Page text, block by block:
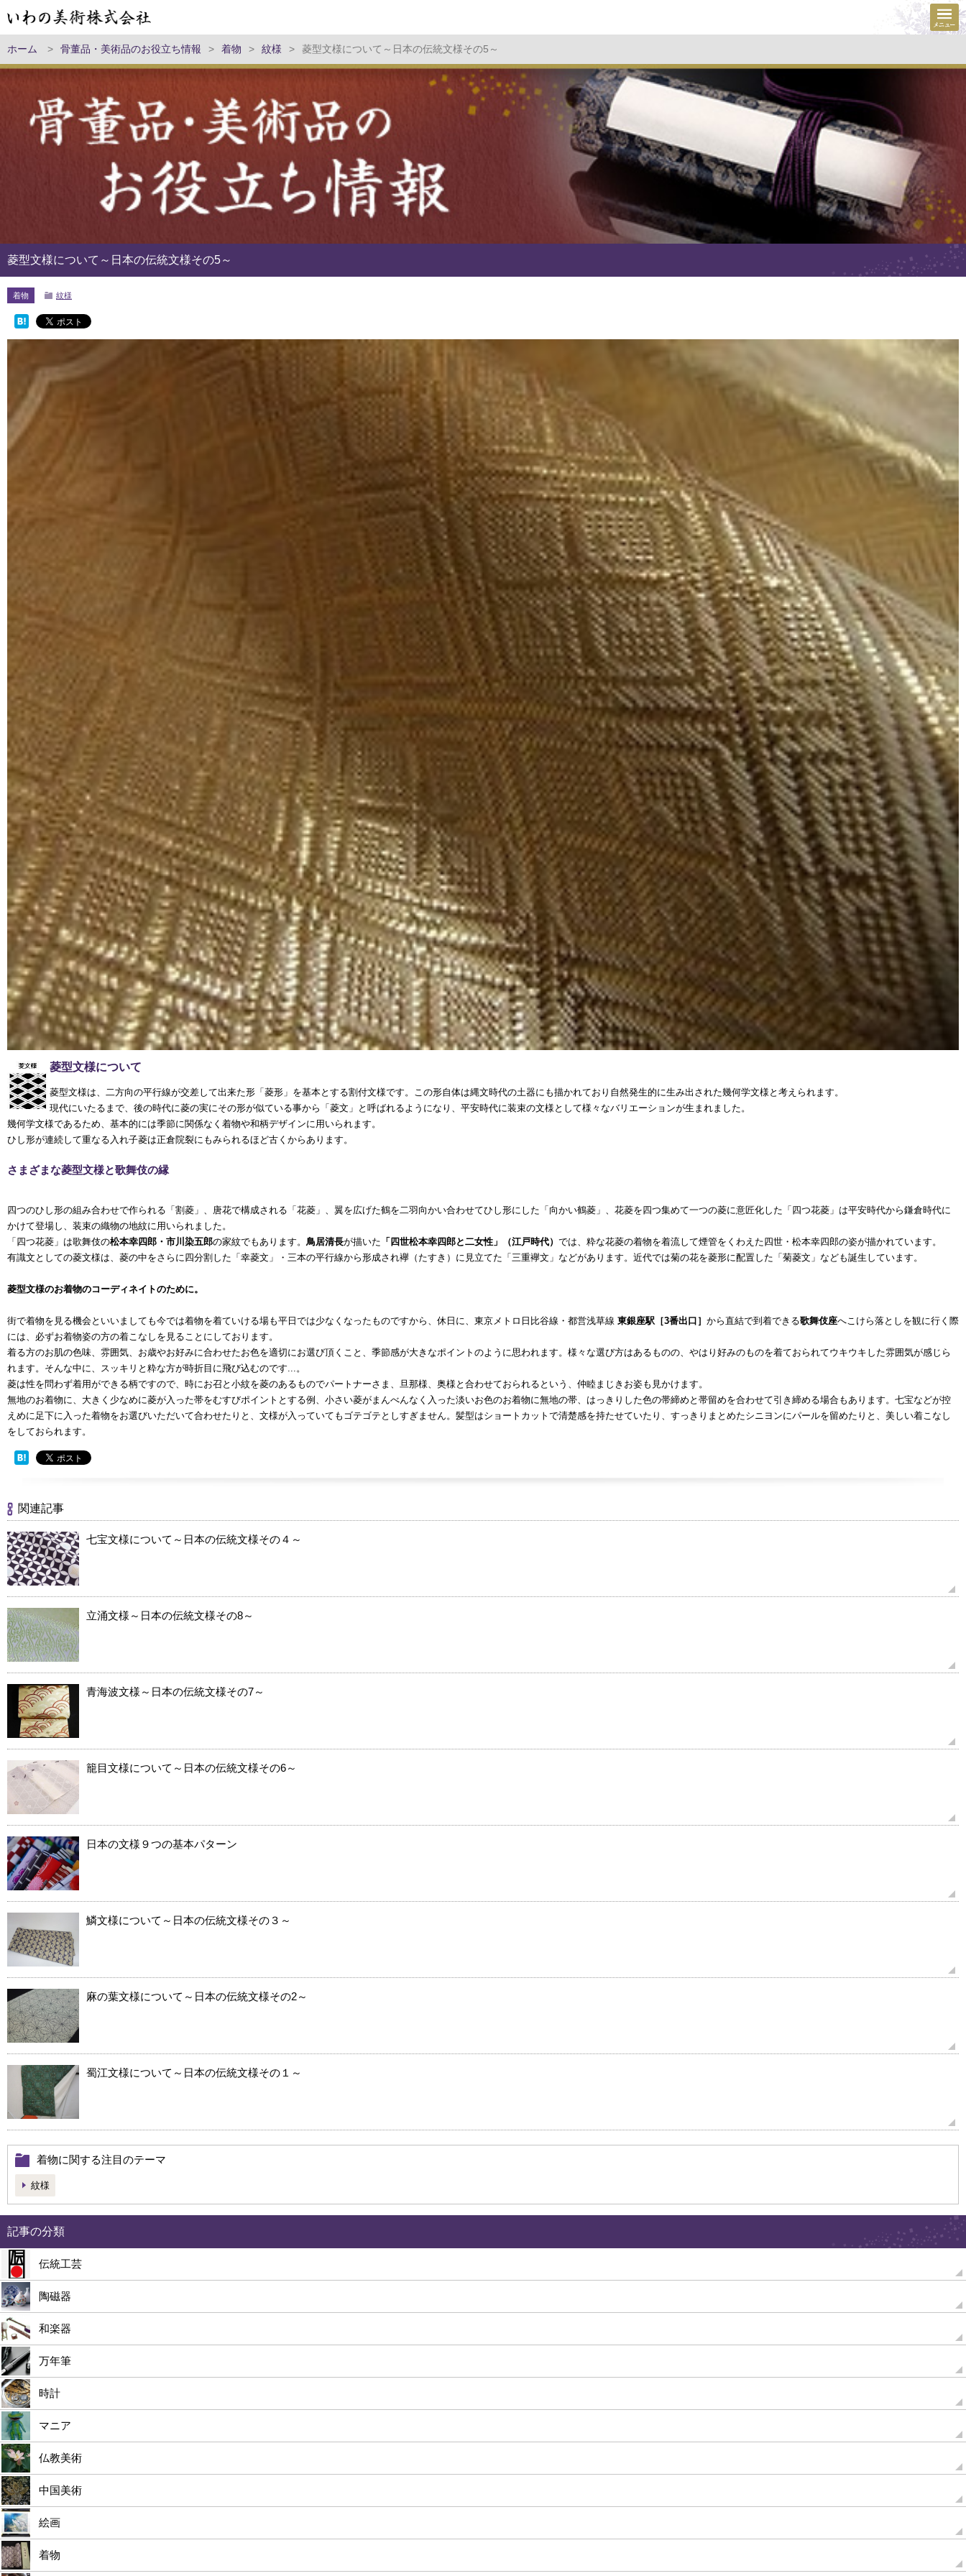
ホーム > 骨董品・美術品のお役立ち情報 > 着物 > 紋様 > 菱型文様について～日本の伝統文様その5～
菱型文様について～日本の伝統文様その5～
着物 紋様
菱型文様について
菱型文様は、二方向の平行線が交差して出来た形「菱形」を基本とする割付文様です。この形自体は縄文時代の土器にも描かれており自然発生的に生み出された幾何学文様と考えられます。
現代にいたるまで、後の時代に菱の実にその形が似ている事から「菱文」と呼ばれるようになり、平安時代に装束の文様として様々なバリエーションが生まれました。
幾何学文様であるため、基本的には季節に関係なく着物や和柄デザインに用いられます。
ひし形が連続して重なる入れ子菱は正倉院裂にもみられるほど古くからあります。
さまざまな菱型文様と歌舞伎の縁
四つのひし形の組み合わせで作られる「割菱」、唐花で構成される「花菱」、翼を広げた鶴を二羽向かい合わせてひし形にした「向かい鶴菱」、花菱を四つ集めて一つの菱に意匠化した「四つ花菱」は平安時代から鎌倉時代に
かけて登場し、装束の織物の地紋に用いられました。
「四つ花菱」は歌舞伎の松本幸四郎・市川染五郎の家紋でもあります。 鳥居清長が描いた 「四世松本幸四郎と二女性」（江戸時代） では、粋な花菱の着物を着流して煙管をくわえた四世・松本幸四郎の姿が描かれています。
有識文としての菱文様は、菱の中をさらに四分割した「幸菱文」・三本の平行線から形成され襷（たすき）に見立てた「三重襷文」などがあります。近代では菊の花を菱形に配置した「菊菱文」なども誕生しています。
菱型文様のお着物のコーディネイトのために。
街で着物を見る機会といいましても今では着物を着ていける場も平日では少なくなったものですから、休日に、東京メトロ日比谷線・都営浅草線 東銀座駅［3番出口］ から直結で到着できる歌舞伎座へこけら落としを観に行く際
には、必ずお着物姿の方の着こなしを見ることにしております。
着る方のお肌の色味、雰囲気、お歳やお好みに合わせたお色を適切にお選び頂くこと、季節感が大きなポイントのように思われます。様々な選び方はあるものの、やはり好みのものを着ておられてウキウキした雰囲気が感じら
れます。そんな中に、スッキリと粋な方が時折目に飛び込むのです...。
菱は性を問わず着用ができる柄ですので、時にお召と小紋を菱のあるものでパートナーさま、旦那様、奥様と合わせておられるという、仲睦まじきお姿も見かけます。
無地のお着物に、大きく少なめに菱が入った帯をむすびポイントとする例、小さい菱がまんべんなく入った淡いお色のお着物に無地の帯、はっきりした色の帯締めと帯留めを合わせて引き締める場合もあります。七宝などが控
えめに足下に入った着物をお選びいただいて合わせたりと、文様が入っていてもゴテゴテとしすぎません。髪型はショートカットで清楚感を持たせていたり、すっきりまとめたシニヨンにパールを留めたりと、美しい着こなし
をしておられます。
関連記事
七宝文様について～日本の伝統文様その４～
立涌文様～日本の伝統文様その8～
青海波文様～日本の伝統文様その7～
籠目文様について～日本の伝統文様その6～
日本の文様９つの基本パターン
鱗文様について～日本の伝統文様その３～
麻の葉文様について～日本の伝統文様その2～
蜀江文様について～日本の伝統文様その１～
着物に関する注目のテーマ
紋様
記事の分類
伝統工芸
陶磁器
和楽器
万年筆
時計
マニア
仏教美術
中国美術
絵画
着物